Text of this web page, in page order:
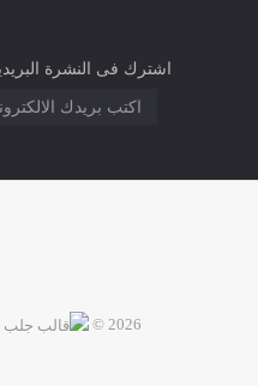
اشترك فى النشرة
2026 ©